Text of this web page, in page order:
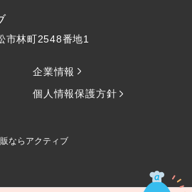
市林町2548番地1
企業情報
個人情報保護方針
ならアクティブ